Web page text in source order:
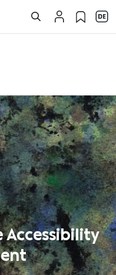
Accessibility